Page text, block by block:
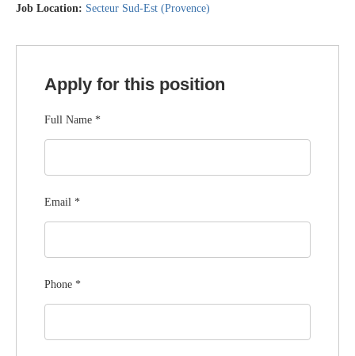
Job Location: Secteur Sud-Est (Provence)
Apply for this position
Full Name *
Email *
Phone *